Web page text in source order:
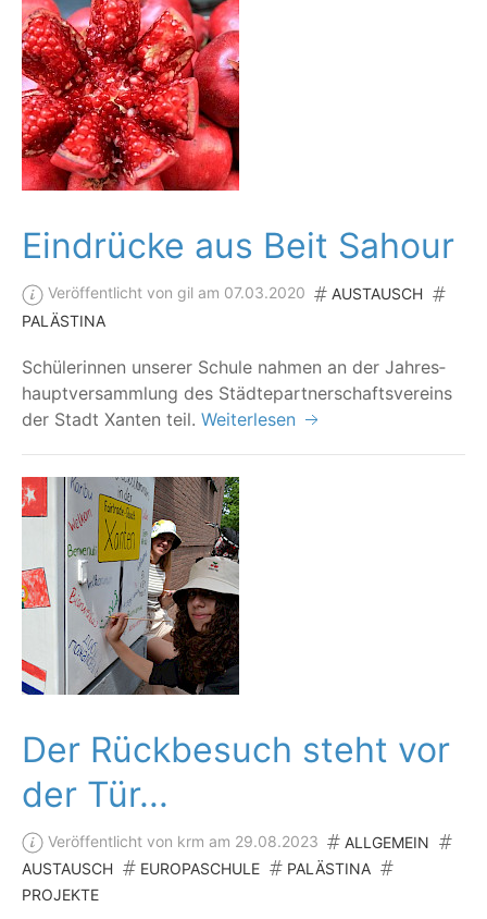
Eindrücke aus Beit Sahour
Veröffentlicht von gil am 07.03.2020
AUSTAUSCH
PALÄSTINA
Schü­le­rin­nen unse­rer Schu­le nah­men an der Jah­res­
haupt­ver­samm­lung des Städ­te­part­ner­schafts­ver­eins
der Stadt Xan­ten teil. Weiterlesen
Der Rückbesuch steht vor
der Tür...
Veröffentlicht von krm am 29.08.2023
ALLGEMEIN
AUSTAUSCH
EUROPASCHULE
PALÄSTINA
PROJEKTE